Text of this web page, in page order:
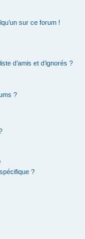
sur ce forum !
d’amis et d’ignorés ?
?
?